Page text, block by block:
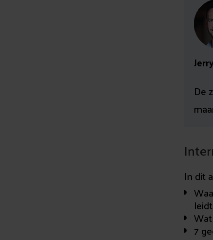
De
In dit
leidt
7